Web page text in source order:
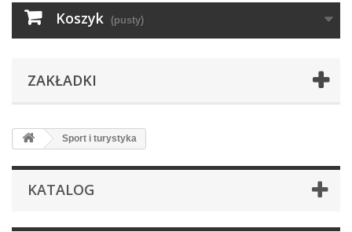
Koszyk (pusty)
ZAKŁADKI
Sport i turystyka
KATALOG